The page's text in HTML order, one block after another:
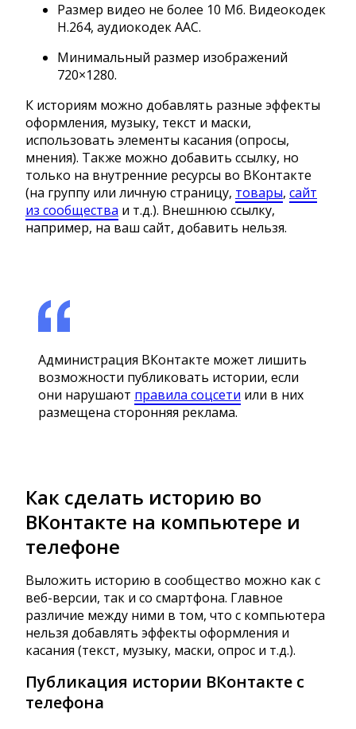
Размер видео не более 10 Мб. Видеокодек
H.264, аудиокодек AAC.
Минимальный размер изображений
720×1280.
К историям можно добавлять разные эффекты
оформления, музыку, текст и маски,
использовать элементы касания (опросы,
мнения). Также можно добавить ссылку, но
только на внутренние ресурсы во ВКонтакте
(на группу или личную страницу, товары, сайт
из сообщества и т.д.). Внешнюю ссылку,
например, на ваш сайт, добавить нельзя.
Администрация ВКонтакте может лишить
возможности публиковать истории, если
они нарушают правила соцсети или в них
размещена сторонняя реклама.
Как сделать историю во
ВКонтакте на компьютере и
телефоне
Выложить историю в сообщество можно как с
веб-версии, так и со смартфона. Главное
различие между ними в том, что с компьютера
нельзя добавлять эффекты оформления и
касания (текст, музыку, маски, опрос и т.д.).
Публикация истории ВКонтакте с
телефона